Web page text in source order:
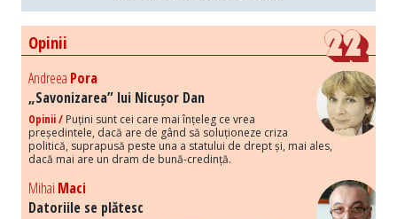
Opinii
Andreea Pora
„Savonizarea” lui Nicușor Dan
Opinii / Puțini sunt cei care mai înțeleg ce vrea
președintele, dacă are de gând să soluționeze criza
politică, suprapusă peste una a statului de drept și, mai ales,
dacă mai are un dram de bună-credință.
Mihai Maci
Datoriile se plătesc